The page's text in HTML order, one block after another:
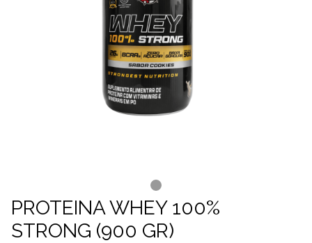
PROTEINA WHEY 100%
STRONG (900 GR)